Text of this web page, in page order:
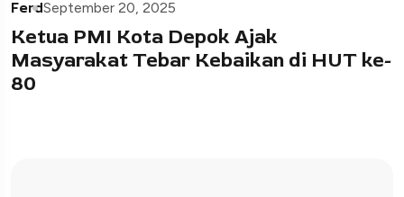
FerdSeptember 20, 2025
Ketua PMI Kota Depok Ajak
Masyarakat Tebar Kebaikan di HUT ke-
80